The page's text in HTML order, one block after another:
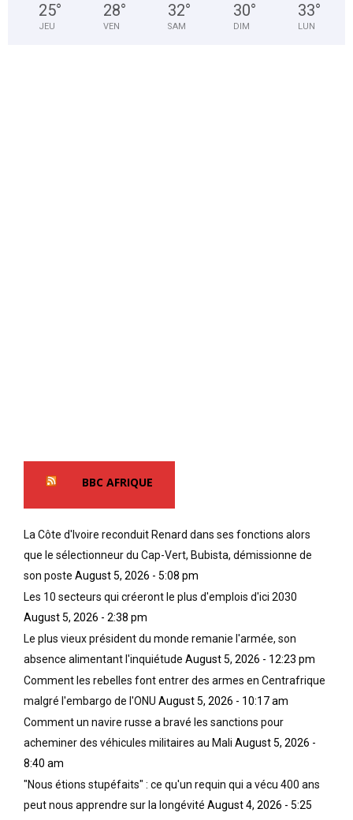
25°
JEU
28°
VEN
32°
SAM
30°
DIM
33°
LUN
BBC AFRIQUE
La Côte d'Ivoire reconduit Renard dans ses fonctions alors
que le sélectionneur du Cap-Vert, Bubista, démissionne de
son poste August 5, 2026 - 5:08 pm
Les 10 secteurs qui créeront le plus d'emplois d'ici 2030
August 5, 2026 - 2:38 pm
Le plus vieux président du monde remanie l'armée, son
absence alimentant l'inquiétude August 5, 2026 - 12:23 pm
Comment les rebelles font entrer des armes en Centrafrique
malgré l'embargo de l'ONU August 5, 2026 - 10:17 am
Comment un navire russe a bravé les sanctions pour
acheminer des véhicules militaires au Mali August 5, 2026 -
8:40 am
"Nous étions stupéfaits" : ce qu'un requin qui a vécu 400 ans
peut nous apprendre sur la longévité August 4, 2026 - 5:25